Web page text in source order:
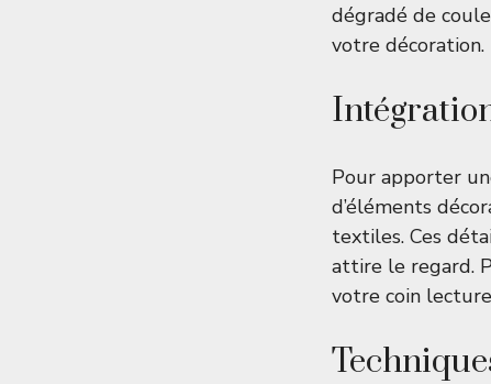
dégradé de
votre décoration.
Pour apporter
d’éléments
textiles. Ces
attire le regard.
votre coin